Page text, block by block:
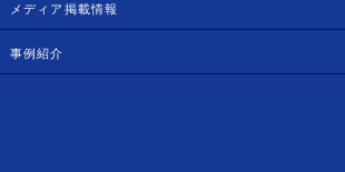
メディア掲載情報
事例紹介